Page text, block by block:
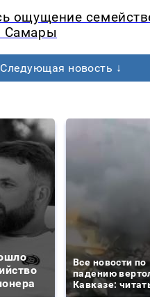
ощущение
Самары
Следующая новость ↓
Все новости по
падению
Кавказе: